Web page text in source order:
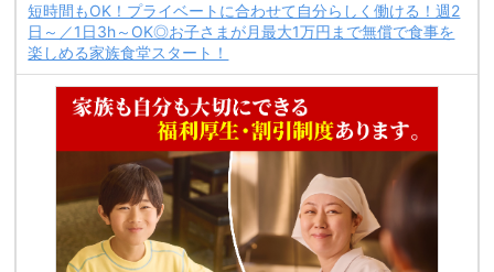
短時間もOK！プライベートに合わせて自分らしく働ける！週2
日～／1日3h～OK◎お子さまが月最大1万円まで無償で食事を
楽しめる家族食堂スタート！